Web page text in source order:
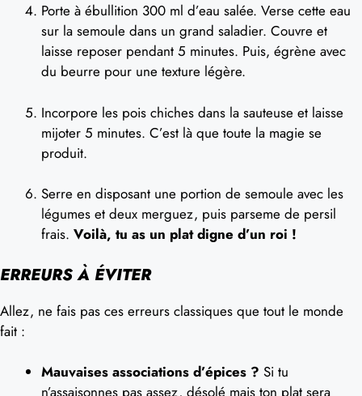
Porte à ébullition 300 ml d’eau salée. Verse cette eau
sur la semoule dans un grand saladier. Couvre et
laisse reposer pendant 5 minutes. Puis, égrène avec
du beurre pour une texture légère.
Incorpore les pois chiches dans la sauteuse et laisse
mijoter 5 minutes. C’est là que toute la magie se
produit.
Serre en disposant une portion de semoule avec les
légumes et deux merguez, puis parseme de persil
frais. Voilà, tu as un plat digne d’un roi !
ERREURS À ÉVITER
Allez, ne fais pas ces erreurs classiques que tout le monde
fait :
Mauvaises associations d’épices ? Si tu
n’assaisonnes pas assez, désolé mais ton plat sera